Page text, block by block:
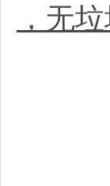
，无